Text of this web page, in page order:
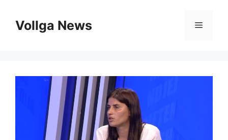
contentVollga News Menu